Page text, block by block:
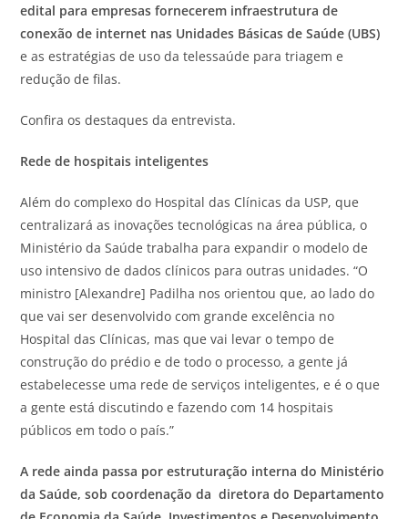
edital para empresas fornecerem infraestrutura de
conexão de internet nas Unidades Básicas de Saúde (UBS)
e as estratégias de uso da telessaúde para triagem e
redução de filas.
Confira os destaques da entrevista.
Rede de hospitais inteligentes
Além do complexo do Hospital das Clínicas da USP, que
centralizará as inovações tecnológicas na área pública, o
Ministério da Saúde trabalha para expandir o modelo de
uso intensivo de dados clínicos para outras unidades. “O
ministro [Alexandre] Padilha nos orientou que, ao lado do
que vai ser desenvolvido com grande excelência no
Hospital das Clínicas, mas que vai levar o tempo de
construção do prédio e de todo o processo, a gente já
estabelecesse uma rede de serviços inteligentes, e é o que
a gente está discutindo e fazendo com 14 hospitais
públicos em todo o país.”
A rede ainda passa por estruturação interna do Ministério
da Saúde, sob coordenação da diretora do Departamento